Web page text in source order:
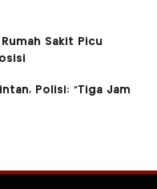
Sakit Picu
Polisi: “Tiga Jam